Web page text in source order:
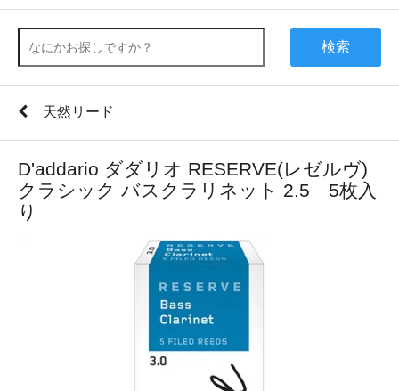
検索
天然リード
D'addario ダダリオ RESERVE(レゼルヴ)
クラシック バスクラリネット 2.5 5枚入
り